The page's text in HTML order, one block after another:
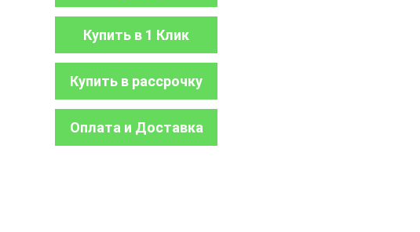
Купить в 1 Клик
Купить в рассрочку
Оплата и Доставка